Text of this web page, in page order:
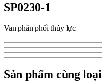
SP0230-1
Van phân phối thủy lực
Sản phẩm cùng loại